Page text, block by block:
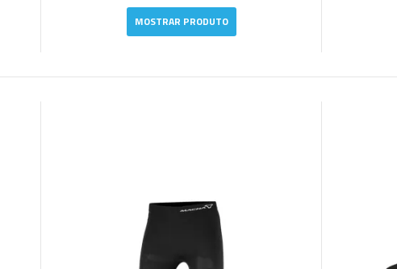
MOSTRAR PRODUTO